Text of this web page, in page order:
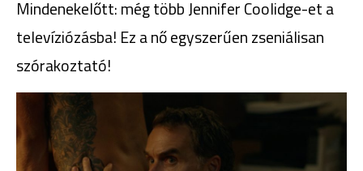
Mindenekelőtt: még több Jennifer Coolidge-et a
televíziózásba! Ez a nő egyszerűen zseniálisan
szórakoztató!